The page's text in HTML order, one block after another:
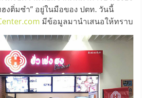
ฮงติ่มซำ” อยู่ในมือของ ปตท. วันนี้
มีข้อมูลมานำเสนอให้ทราบ